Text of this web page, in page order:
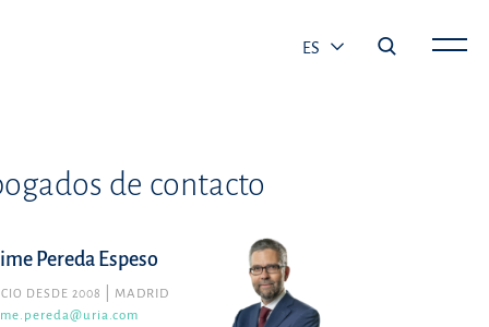
ES
de contacto
Pereda Espeso
DESDE 2008
MADRID